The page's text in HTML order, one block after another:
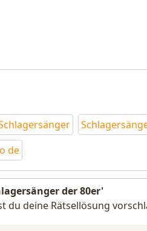
de
der 80er'
du deine Rätsellösung